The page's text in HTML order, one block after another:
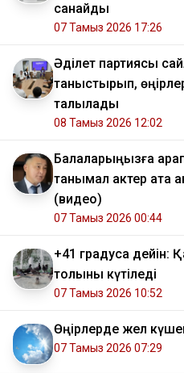
санайды
07 Тамыз 2026 17:26
Әділет партиясы
таныстырып,
талқылады
08 Тамыз 2026 12:02
Балаларыңызға
танымал актер ата
(видео)
07 Тамыз 2026 00:44
+41 градусқа дейін:
толқыны күтіледі
07 Тамыз 2026 10:52
Өңірлерде жел
07 Тамыз 2026 07:29